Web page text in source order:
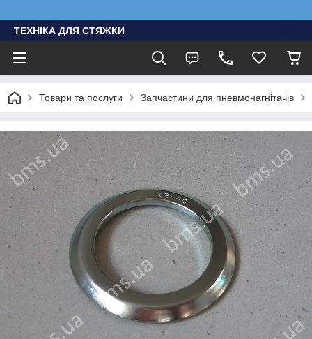
ТЕХНІКА ДЛЯ СТЯЖКИ
Товари та послуги Запчастини для пневмонагнітачів